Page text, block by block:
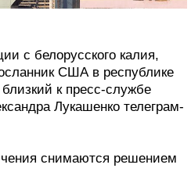
с белорусского калия,
США в республике
к пресс-службе
Лукашенко телеграм-
снимаются решением